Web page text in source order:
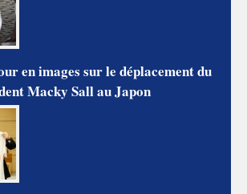
en images sur le déplacement du
Macky Sall au Japon